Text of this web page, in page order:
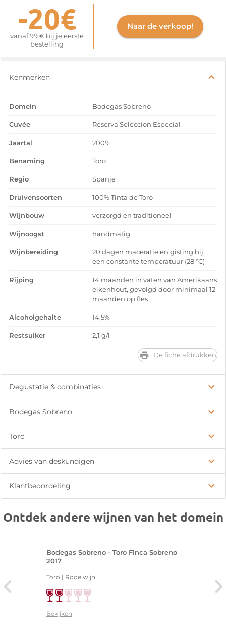
-20€
vanaf 99 € bij je eerste
bestelling
Naar de verkoop!
Kenmerken
Domein Bodegas Sobreno
Cuvée Reserva Seleccion Especial
Jaartal 2009
Benaming Toro
Regio Spanje
Druivensoorten 100% Tinta de Toro
Wijnbouw verzorgd en traditioneel
Wijnoogst handmatig
Wijnbereiding
20 dagen maceratie en gisting bij
een constante temperatuur (28 °C)
Rijping
14 maanden in vaten van Amerikaans
eikenhout, gevolgd door minimaal 12
maanden op fles
Alcoholgehalte 14,5%
Restsuiker 2,1 g/l
De fiche afdrukken
Degustatie & combinaties
Bodegas Sobreno
Toro
Advies van deskundigen
Klantbeoordeling
Ontdek andere wijnen van het domein
Bodegas Sobreno - Toro Finca Sobreno
2017
Toro | Rode wijn
Bekijken